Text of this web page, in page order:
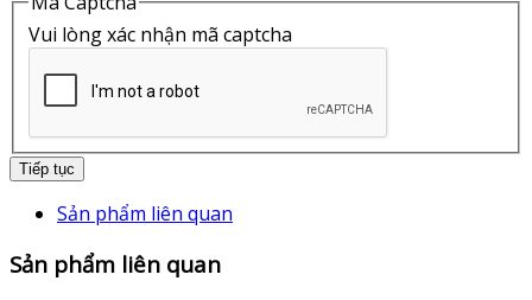
Vui lòng xác nhận mã captcha
Tiếp tục
Sản phẩm liên quan
Sản phẩm liên quan